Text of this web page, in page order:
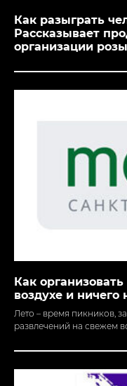
Как разыграть
Рассказывает
организации
Как
воздухе и ничего
Лето – время пикников,
развлечений на свежем